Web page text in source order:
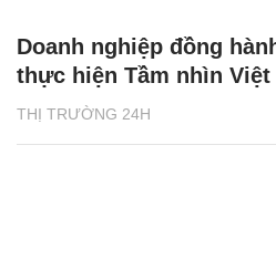
THỊ TRƯỜNG 24H
Doanh nghiệp đồng
thực hiện Tầm nhìn Việt